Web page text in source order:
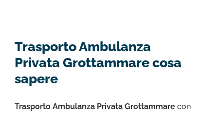
Trasporto Ambulanza
Privata Grottammare cosa
sapere
Trasporto Ambulanza Privata Grottammare con